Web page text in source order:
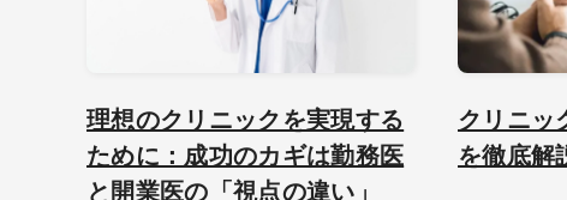
理想のクリニックを実現する
ために：成功のカギは勤務医
と開業医の「視点の違い」
クリニッ
を徹底解